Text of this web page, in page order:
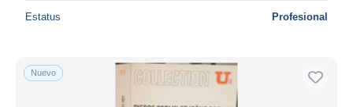
Estatus Profesional
Nuevo